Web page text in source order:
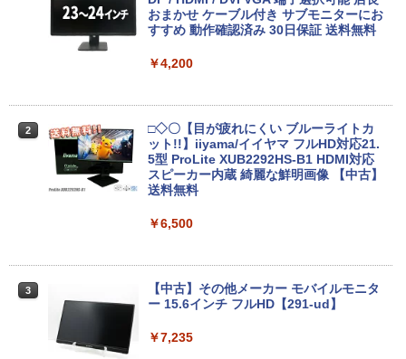
Intel Celeron 第4世代CPU メモリ4GB S
SD128GB+外付けHDD250GB HD(1366×
応 送料無料 訳あり
中古ノートパソコン・ windows11 offic
e付・整備済み品・富士通 ARROWS Tab
Q508 文教モデル 10.1型 WUXGA タブレ
s 11 & Office 2019 搭載) 本体＋専用キ
￥9,800
【期間限定破格金額！】新生活 新古品 W
￥4,680
付き 大容量 快適メモリ 第8世代 整備済
み サポート充実 Windows11 Pro DELL
OptiPlex 7060 Core i5 16GB 中古 パソ
コン デスクトップパソコン
64) 中古 Core i7-2.5GHz(11700)/メモリ
16GB/HDD1TB/DVDマルチ [B:良品] 202
おまかせ ケーブル付き サブモニターにお
すすめ 動作確認済み 30日保証 送料無料
￥4,200
2
□◇〇【目が疲れにくい ブルーライトカ
ット!!】iiyama/イイヤマ フルHD対応21.
5型 ProLite XUB2292HS-B1 HDMI対応
スピーカー内蔵 綺麗な鮮明画像 【中古】
送料無料
￥6,500
3
【中古】その他メーカー モバイルモニタ
ー 15.6インチ フルHD【291-ud】
￥7,235